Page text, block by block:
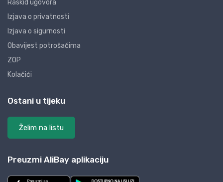
Raskid ugovora
Izjava o privatnosti
Izjava o sigurnosti
Obavijest potrošačima
ZOP
Kolačići
Ostani u tijeku
Želim na listu
Preuzmi AliBay aplikaciju